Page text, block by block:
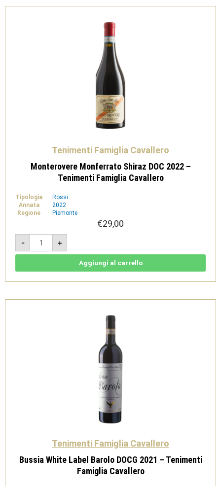
Tenimenti Famiglia Cavallero
Monterovere Monferrato Shiraz DOC 2022 –
Tenimenti Famiglia Cavallero
Tipologia
Rossi
Annata
2022
Regione
Piemonte
€29,00
-
Monterovere
Monferrato
Shiraz
DOC
Famiglia
+
Aggiungi al carrello
Tenimenti Famiglia Cavallero
Bussia White Label Barolo DOCG 2021 – Tenimenti
Famiglia Cavallero